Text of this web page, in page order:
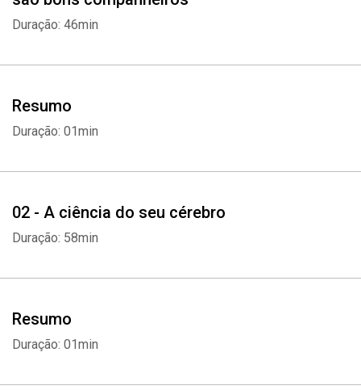
Duração: 46min
Resumo
Duração: 01min
02 - A ciência do seu cérebro
Duração: 58min
Resumo
Duração: 01min